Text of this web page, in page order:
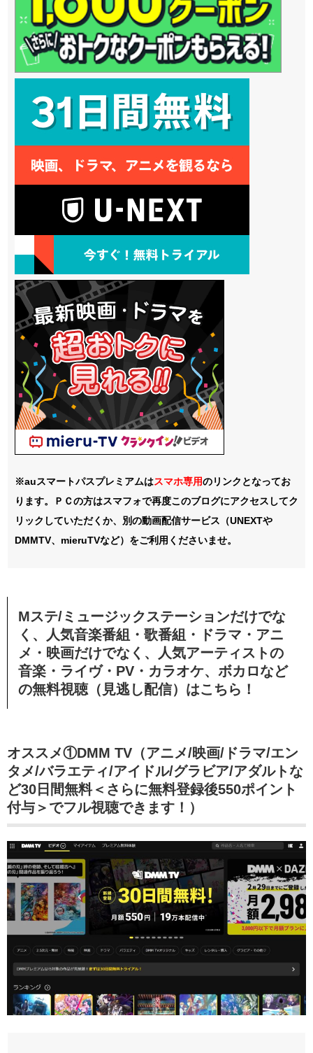
※auスマートパスプレミアムはスマホ専用のリンクとなってお
ります。ＰＣの方はスマフォで再度このブログにアクセスしてク
リックしていただくか、別の動画配信サービス（UNEXTや
DMMTV、mieruTVなど）をご利用くださいませ。
Mステ/ミュージックステーションだけでな
く、
人気音楽番組・歌番組・ドラマ・アニ
メ・映画だけでなく、人気アーティストの
音楽・ライヴ・PV・カラオケ、ボカロなど
の無料視聴（見逃し配信）はこちら！
オススメ①DMM TV（アニメ/映画/ドラマ/エン
タメ/バラエティ/アイドル/グラビア/アダルトな
ど30日間無料＜さらに無料登録後550ポイント
付与＞でフル視聴できます！）